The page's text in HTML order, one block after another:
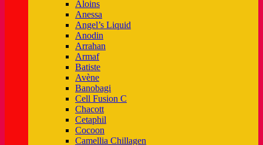
Aloins
Anessa
Angel’s Liquid
Anodin
Arrahan
Armaf
Batiste
Avène
Banobagi
Cell Fusion C
Chacott
Cetaphil
Cocoon
Camellia Chillagen